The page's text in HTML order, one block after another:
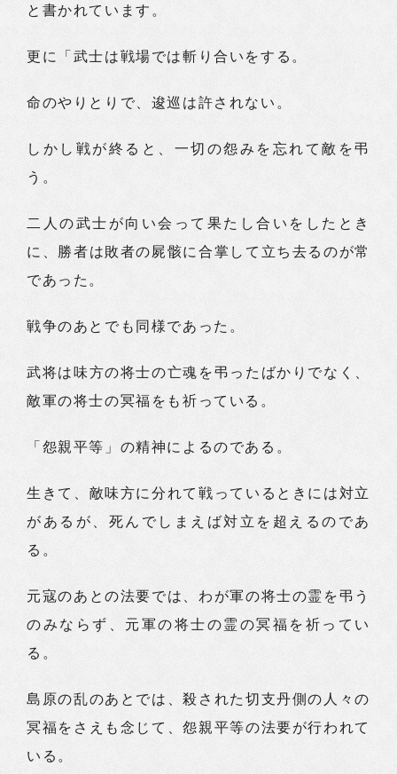
と書かれています。
更に「武士は戦場では斬り合いをする。
命のやりとりで、逡巡は許されない。
しかし戦が終ると、一切の怨みを忘れて敵を弔
う。
二人の武士が向い会って果たし合いをしたとき
に、勝者は敗者の屍骸に合掌して立ち去るのが常
であった。
戦争のあとでも同様であった。
武将は味方の将士の亡魂を弔ったばかりでなく、
敵軍の将士の冥福をも祈っている。
「怨親平等」の精神によるのである。
生きて、敵味方に分れて戦っているときには対立
があるが、死んでしまえば対立を超えるのであ
る。
元寇のあとの法要では、わが軍の将士の霊を弔う
のみならず、元軍の将士の霊の冥福を祈ってい
る。
島原の乱のあとでは、殺された切支丹側の人々の
冥福をさえも念じて、怨親平等の法要が行われて
いる。